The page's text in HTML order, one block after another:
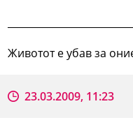
Животот е убав за
23.03.2009, 11:23